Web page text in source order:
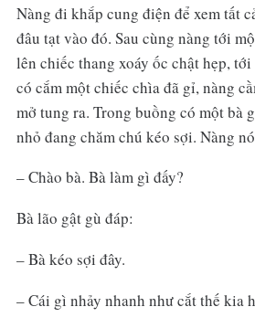
Nàng đi khắp cung điện để xem tất
đâu tạt vào đó. Sau cùng nàng tới
lên chiếc thang xoáy ốc chật hẹp,
có cắm một chiếc chìa đã gỉ, nàng
mở tung ra. Trong buồng có một bà
nhỏ đang chăm chú kéo sợi. Nàng
– Chào bà. Bà làm gì đấy?
Bà lão gật gù đáp:
– Bà kéo sợi đây.
– Cái gì nhảy nhanh như cắt thế kia